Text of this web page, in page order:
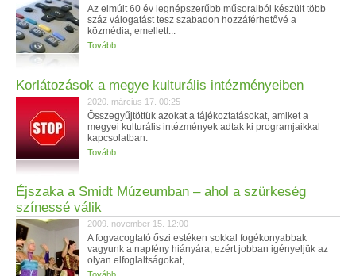
Az elmúlt 60 év legnépszerűbb műsoraiból készült több
száz válogatást tesz szabadon hozzáférhetővé a
közmédia, emellett...
Tovább
Korlátozások a megye kulturális intézményeiben
2020. március 17. 00:25
Összegyűjtöttük azokat a tájékoztatásokat, amiket a
megyei kulturális intézmények adtak ki programjaikkal
kapcsolatban.
Tovább
Éjszaka a Smidt Múzeumban – ahol a szürkeség
színessé válik
2009. november 15. 12:00
A fogvacogtató őszi estéken sokkal fogékonyabbak
vagyunk a napfény hiányára, ezért jobban igényeljük az
olyan elfoglaltságokat,...